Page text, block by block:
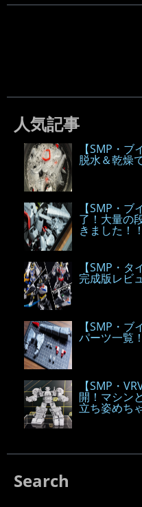
人気記事
【SMP・
脱水＆乾燥
【SMP・
了！大量の
きました！！
【SMP・
完成版レビ
【SMP・
パーツ一覧
【SMP・
開！マシン
立ち姿めち
Search